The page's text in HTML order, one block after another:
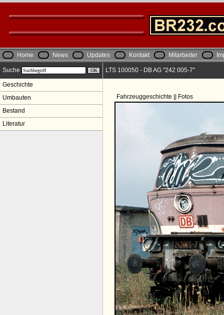
Home News Updates Kontakt Mitarbeiter
Suche
Geschichte
Umbauten
Bestand
Literatur
LTS 100050 - DB AG "242 005-7"
Fahrzeuggeschichte || Fotos